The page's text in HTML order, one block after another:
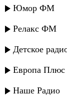
Юмор ФМ
Релакс ФМ
Детское
Европа Плюс
Наше Радио
Айшат
Айшат
Айшат
Патимат